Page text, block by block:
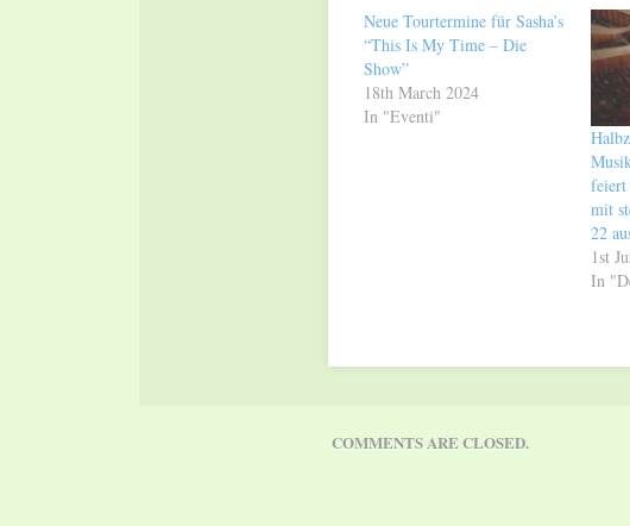
Neue Tourtermine für Sasha’s
“This Is My Time – Die
Show”
18th March 2024
In "Eventi"
mit
22
1st
In
COMMENTS ARE CLOSED.